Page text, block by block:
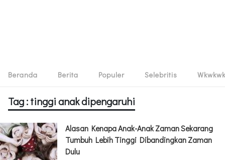
Beranda Berita Populer Selebritis Wkwkwk
Tag : tinggi anak dipengaruhi
Alasan Kenapa Anak-Anak Zaman Sekarang
Tumbuh Lebih Tinggi Dibandingkan Zaman
Dulu